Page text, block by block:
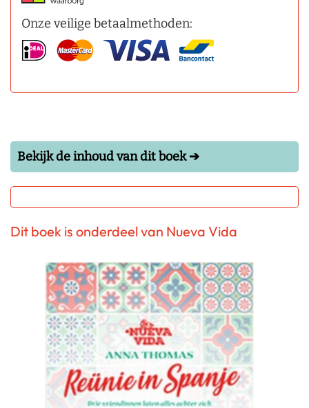
Onze veilige betaalmethoden:
Bekijk de inhoud van dit boek ➔
Dit boek is onderdeel van Nueva Vida